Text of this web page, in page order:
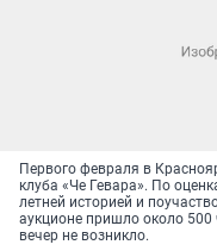
Первого февраля в
клуба «Че Гевара». По
летней историей и
аукционе пришло около 500
вечер не возникло.